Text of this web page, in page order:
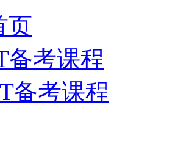
页
备考课程
备考课程